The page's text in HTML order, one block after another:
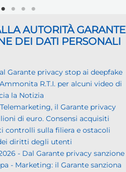
AUTORITÀ GARANTE
DEI DATI PERSONALI
Garante privacy stop ai deepfake
R.T.I. per alcuni video di
la Notizia
Telemarketing, il Garante privacy
di euro. Consensi acquisiti
controlli sulla filiera e ostacoli
diritti degli utenti
- Dal Garante privacy sanzione
- Marketing: il Garante sanziona